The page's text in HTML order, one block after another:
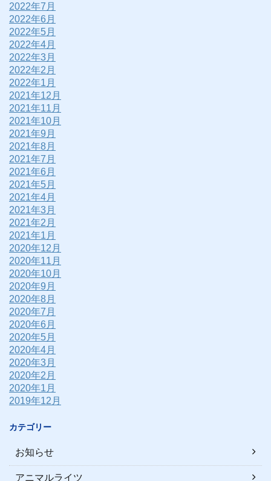
2022年7月
2022年6月
2022年5月
2022年4月
2022年3月
2022年2月
2022年1月
2021年12月
2021年11月
2021年10月
2021年9月
2021年8月
2021年7月
2021年6月
2021年5月
2021年4月
2021年3月
2021年2月
2021年1月
2020年12月
2020年11月
2020年10月
2020年9月
2020年8月
2020年7月
2020年6月
2020年5月
2020年4月
2020年3月
2020年2月
2020年1月
2019年12月
カテゴリー
お知らせ
アニマルライツ